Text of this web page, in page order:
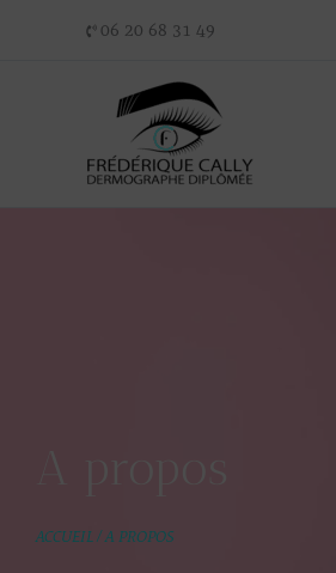
06 20 68 31 49
ACCUEIL /A PROPOS